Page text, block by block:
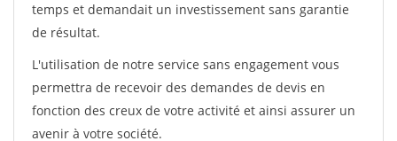
temps et demandait un investissement sans garantie
de résultat.
L'utilisation de notre service sans engagement vous
permettra de recevoir des demandes de devis en
fonction des creux de votre activité et ainsi assurer un
avenir à votre société.